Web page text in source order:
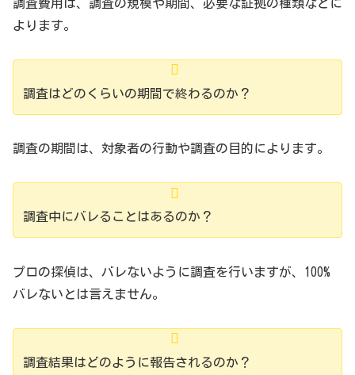
調査費用は、調査の規模や期間、必要な証拠の種類などに
よります。
調査はどのくらいの期間で終わるのか？
調査の期間は、対象者の行動や調査の目的によります。
調査中にバレることはあるのか？
プロの探偵は、バレないように調査を行いますが、100%
バレないとは言えません。
調査結果はどのように報告されるのか？